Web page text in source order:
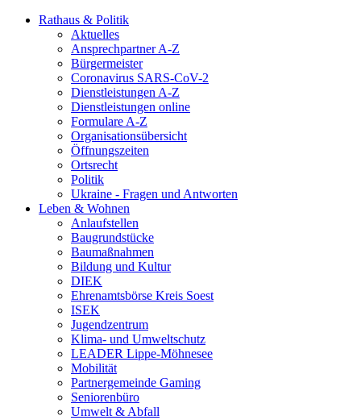
Rathaus & Politik
Aktuelles
Ansprechpartner A-Z
Bürgermeister
Coronavirus SARS-CoV-2
Dienstleistungen A-Z
Dienstleistungen online
Formulare A-Z
Organisationsübersicht
Öffnungszeiten
Ortsrecht
Politik
Ukraine - Fragen und Antworten
Leben & Wohnen
Anlaufstellen
Baugrundstücke
Baumaßnahmen
Bildung und Kultur
DIEK
Ehrenamtsbörse Kreis Soest
ISEK
Jugendzentrum
Klima- und Umweltschutz
LEADER Lippe-Möhnesee
Mobilität
Partnergemeinde Gaming
Seniorenbüro
Umwelt & Abfall